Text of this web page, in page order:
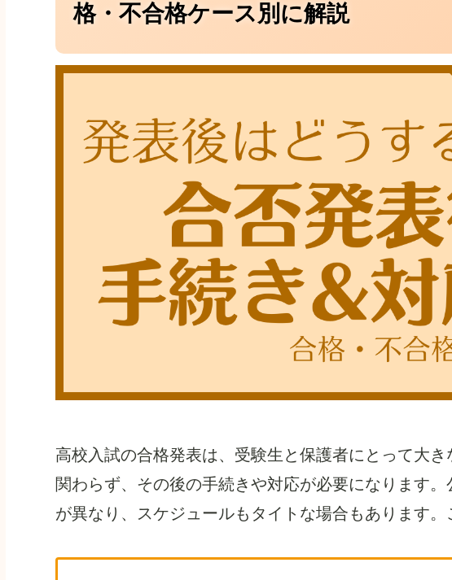
格・不合格ケース別に解説
高校入試の合格発表は、受験生と保護者にとって大
関わらず、その後の手続きや対応が必要になります
が異なり、スケジュールもタイトな場合もあります。